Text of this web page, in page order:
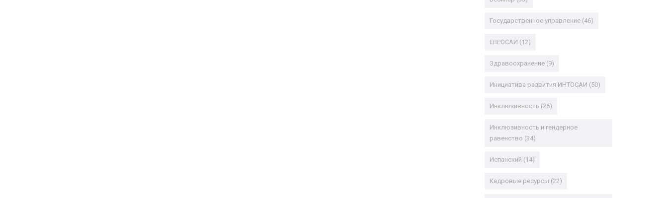
Государственное управление(46)
ЕВРОСАИ (12)
Здравоохранение(9)
Инициатива развития ИНТОСАИ (50)
Инклюзивность (26)
Инклюзивность и гендерное
равенство (34)
Испанский (14)
Кадровые ресурсы (22)